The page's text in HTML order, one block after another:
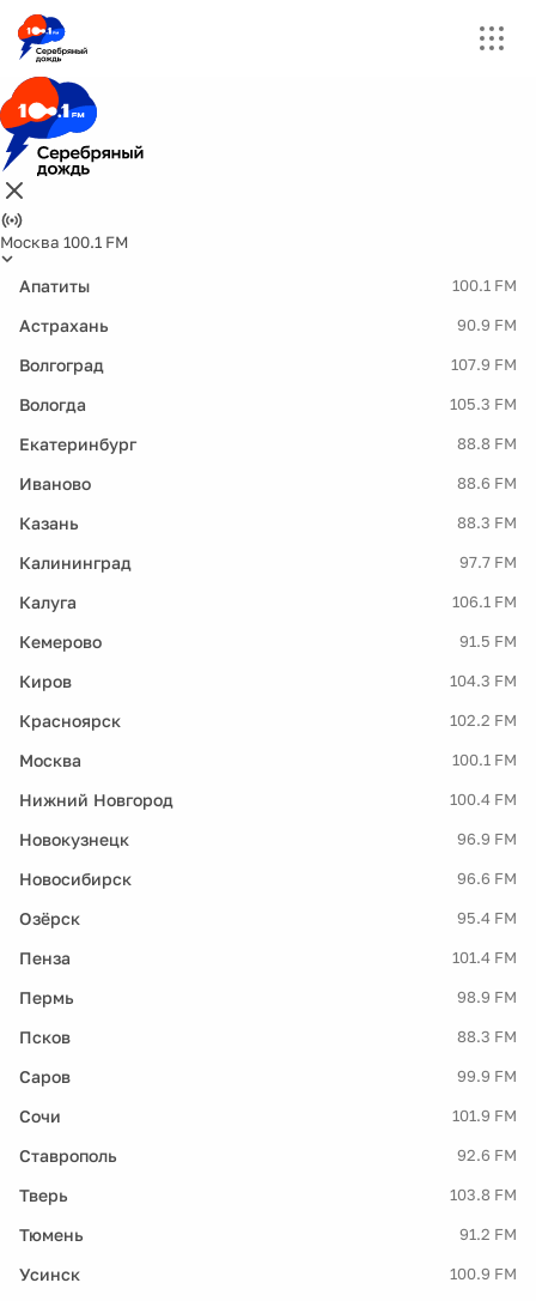
Москва 100.1 FM
Апатиты 100.1 FM
Астрахань 90.9 FM
Волгоград 107.9 FM
Вологда 105.3 FM
Екатеринбург 88.8 FM
Иваново 88.6 FM
Казань 88.3 FM
Калининград 97.7 FM
Калуга 106.1 FM
Кемерово 91.5 FM
Киров 104.3 FM
Красноярск 102.2 FM
Москва 100.1 FM
Нижний Новгород 100.4 FM
Новокузнецк 96.9 FM
Новосибирск 96.6 FM
Озёрск 95.4 FM
Пенза 101.4 FM
Пермь 98.9 FM
Псков 88.3 FM
Саров 99.9 FM
Сочи 101.9 FM
Ставрополь 92.6 FM
Тверь 103.8 FM
Тюмень 91.2 FM
Усинск 100.9 FM